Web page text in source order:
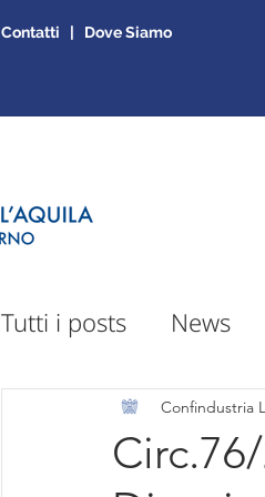
Contatti | Dove Siamo
Tutti i posts News
Sportello Mepa
Confindustria